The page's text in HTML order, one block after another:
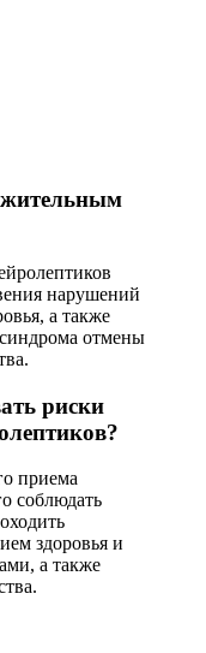
нарушений
а также
синдрома отмены
риски
приема
соблюдать
здоровья и
а также